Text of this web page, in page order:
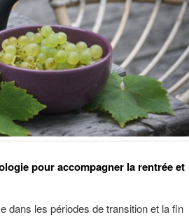
pour accompagner la rentrée et
dans les périodes de transition et la fin